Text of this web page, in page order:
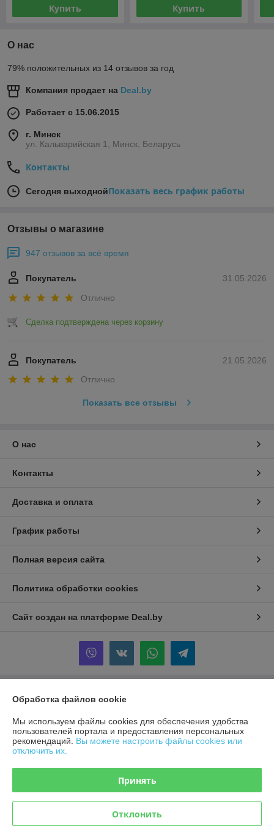
Купить Купить
О нас
79% положительных из 14 отзывов за год
Компания продает на Deal.by
Работает с 15.06.2015
г. Минск
ул. Кальварийская 1, Минск, Беларусь
Контакты
Сегодня выходнойПоказать весь график работы
Отзывы о магазине
947 отзывов за всё время
31.05.2026
Покупатель
Отлично
Сделка подтверждена через корзину
21.05.2026
Покупатель
Отлично
Показать все отзывы
О нас
Контакты
Доставка и оплата
График работы
Полная версия сайта
Политика обработки cookies
Сайт создан на платформе Deal.by
Информация для покупателя
Юридическое лицо:ООО "МАРКЕТТОППЛЕЙС"
220001 г.Минск ул.Кальварийская 1-1
Регистрационный номер ЕГР: 193814687
УНП: 193814687
Регистрационный орган: Минский горисполком
Дата регистрации компании: 25.11.2025
Обработка файлов cookie
Мы используем файлы cookies для обеспечения удобства
пользователей портала и предоставления персональных
рекомендаций. Вы можете настроить файлы cookies или
отключить их.
Принять
Отклонить